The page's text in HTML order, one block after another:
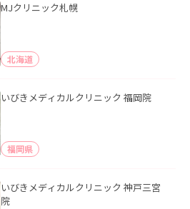
MJクリニック札幌
北海道
いびきメディカルクリニック 福岡院
福岡県
いびきメディカルクリニック 神戸三宮
院